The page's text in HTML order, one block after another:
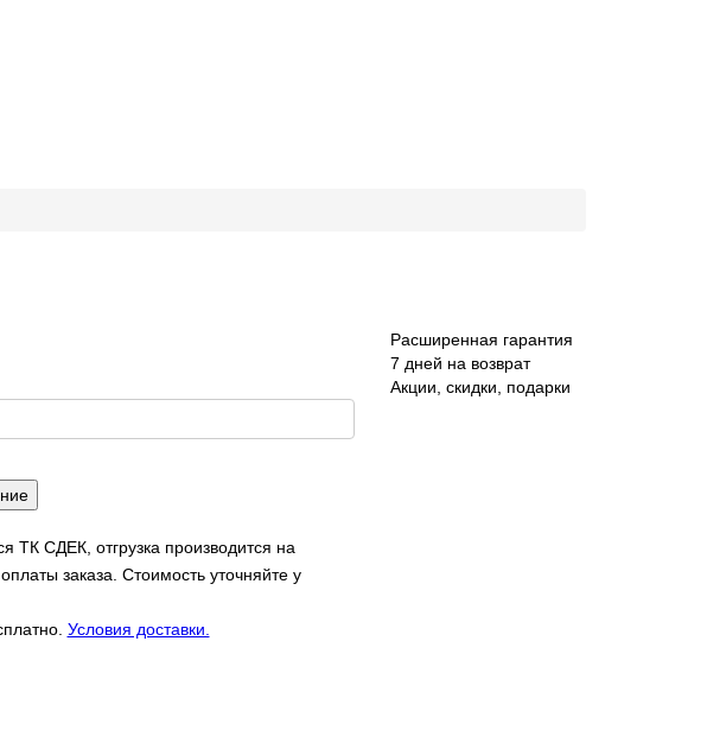
ТК СДЕК, отгрузка производится на
заказа. Стоимость уточняйте у
Условия доставки.
Расширенная гарантия
7 дней на возврат
Акции, скидки, подарки